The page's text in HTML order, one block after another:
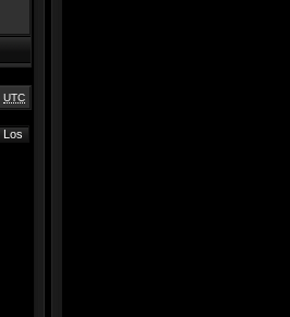
UTC